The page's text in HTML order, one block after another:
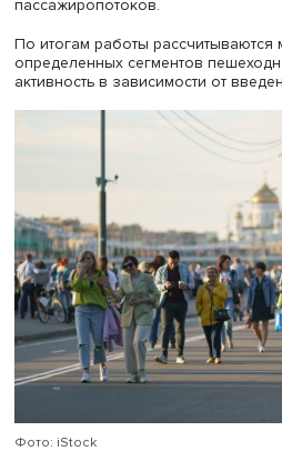
«Не всегда дублирование на
смотреть его характеристики
спросом», — отреагировал
Управляющий партнер
представил сообщение
помощью методов space
“стягивания” пешеходов».Он
разрабатывают модели
проектирования жилых
новых связей, например
выявления мест, где
в том числе для размещения
общественного питания и
Он пояснил, что
мониторинга спортивной
густонаселенных районах, в